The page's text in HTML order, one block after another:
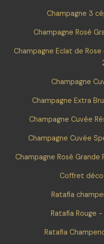
Champagne 3
Champagne Rosé
Champagne Eclat de
Champagne
Champagne Extra
Champagne Cuvée
Champagne Cuvée
Champagne Rosé
Coffret déco
Ratafia
Ratafia Rouge
Ratafia